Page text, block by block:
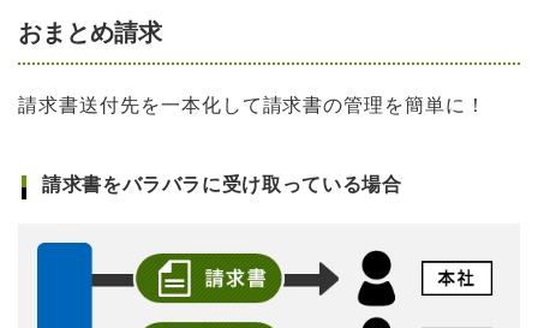
おまとめ請求
請求書送付先を一本化して請求書の管理を簡単に！
請求書をバラバラに受け取っている場合